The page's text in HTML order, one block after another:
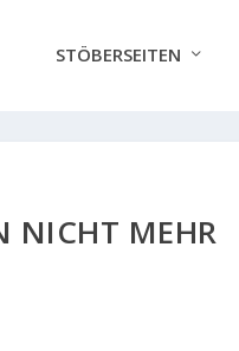
STÖBERSEITEN
NICHT MEHR